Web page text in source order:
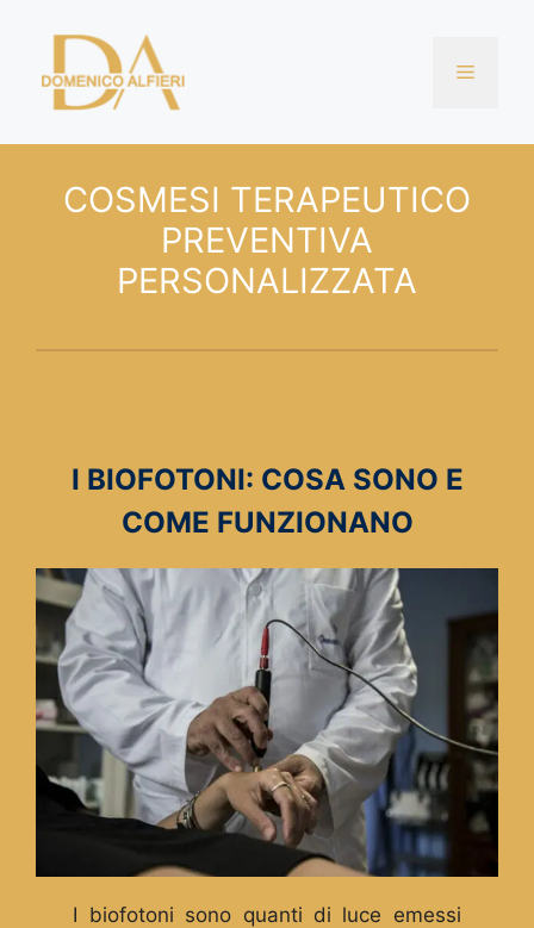
contenuto
Menu
COSMESI TERAPEUTICO
PREVENTIVA
PERSONALIZZATA
I BIOFOTONI: COSA SONO E
COME FUNZIONANO
I biofotoni sono quanti di luce emessi